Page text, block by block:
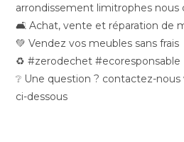
arrondissement limitrophes nous
🛋️ Achat, vente et réparation de
💚 Vendez vos meubles sans frais
♻️ #zerodechet #ecoresponsable
❔ Une question ? contactez-
ci-dessous